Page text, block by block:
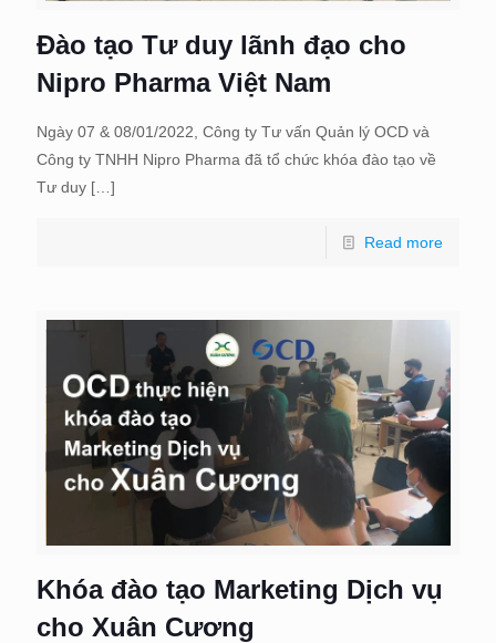
Đào tạo Tư duy lãnh đạo cho
Nipro Pharma Việt Nam
Ngày 07 & 08/01/2022, Công ty Tư vấn Quản lý OCD và
Công ty TNHH Nipro Pharma đã tổ chức khóa đào tạo về
Tư duy […]
Read more
Khóa đào tạo Marketing Dịch vụ
cho Xuân Cương